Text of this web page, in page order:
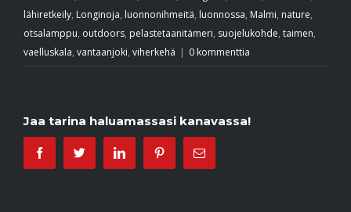
lähiretkeily, Longinoja, luonnonihmeitä, luonnossa, Malmi, nature,
otsalamppu, outdoors, pelastetaanitämeri, suojelukohde, taimen,
vaelluskala, vantaanjoki, viherkehä 0 kommenttia
Jaa tarina haluamassasi kanavassa!
FacebookTwitter Linkedin PinterestEmail